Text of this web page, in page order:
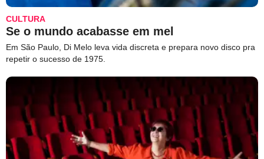
CULTURA
Se o mundo acabasse em mel
Em São Paulo, Di Melo leva vida discreta e prepara novo disco pra
repetir o sucesso de 1975.